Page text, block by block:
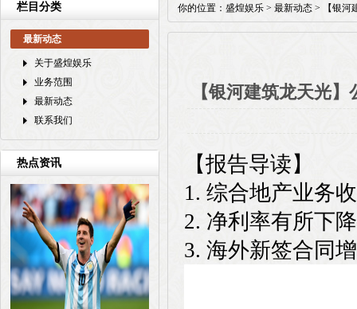
栏目分类
最新动态
关于盛煌娱乐
业务范围
最新动态
联系我们
热点资讯
你的位置： 盛煌娱乐 > 最新动态 > 【银河
【银河建筑龙天光
【报告导读】
1. 综合地产业务
2. 净利率有所下
3. 海外新签合同